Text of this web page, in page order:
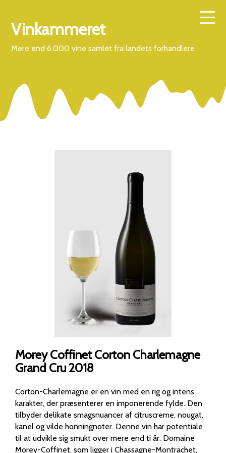
Vinkammeret
Mere end 6.000 vine samlet fra landets forhandlere
Morey Coffinet Corton Charlemagne
Grand Cru 2018
Corton-Charlemagne er en vin med en rig og intens
karakter, der præsenterer en imponerende fylde. Den
tilbyder delikate smagsnuancer af citruscreme, nougat,
kanel og vilde honningnoter. Denne vin har potentiale
til at udvikle sig smukt over mere end ti år. Domaine
Morey-Coffinet, som ligger i Chassagne-Montrachet,